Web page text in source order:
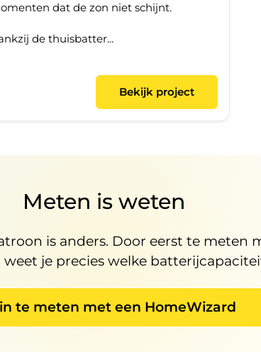
dat de zon niet schijnt.
de thuisbatter...
Bekijk project
Meten is weten
is anders. Door eerst te meten
weet je precies welke
te meten met een HomeWizard